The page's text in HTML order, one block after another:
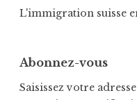
L'immigration suisse
Abonnez-vous
Saisissez votre